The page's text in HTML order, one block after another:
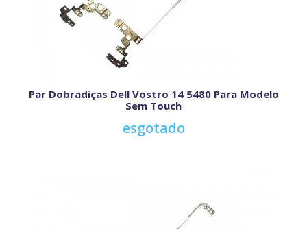
Par Dobradiças Dell Vostro 14 5480 Para Modelo
Sem Touch
esgotado